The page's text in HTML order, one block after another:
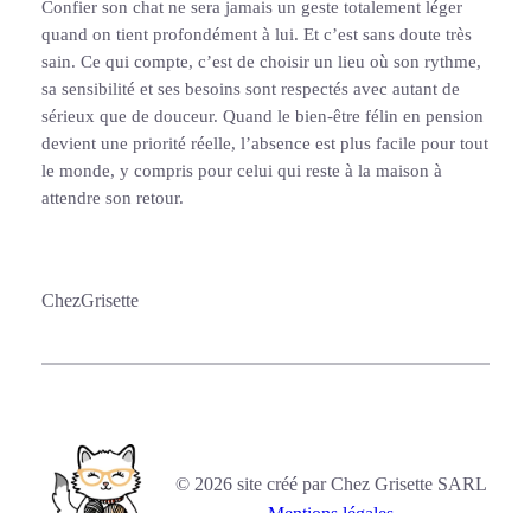
Confier son chat ne sera jamais un geste totalement léger
quand on tient profondément à lui. Et c’est sans doute très
sain. Ce qui compte, c’est de choisir un lieu où son rythme,
sa sensibilité et ses besoins sont respectés avec autant de
sérieux que de douceur. Quand le bien-être félin en pension
devient une priorité réelle, l’absence est plus facile pour tout
le monde, y compris pour celui qui reste à la maison à
attendre son retour.
ChezGrisette
© 2026 site créé par Chez Grisette SARL